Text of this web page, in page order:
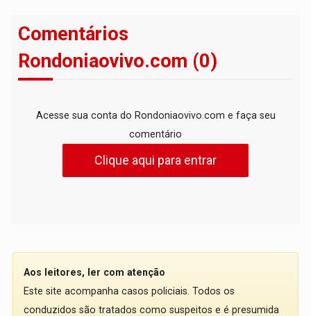
Comentários
Rondoniaovivo.com (0)
Acesse sua conta do Rondoniaovivo.com e faça seu
comentário
Clique aqui para entrar
Aos leitores, ler com atenção
Este site acompanha casos policiais. Todos os
conduzidos são tratados como suspeitos e é presumida